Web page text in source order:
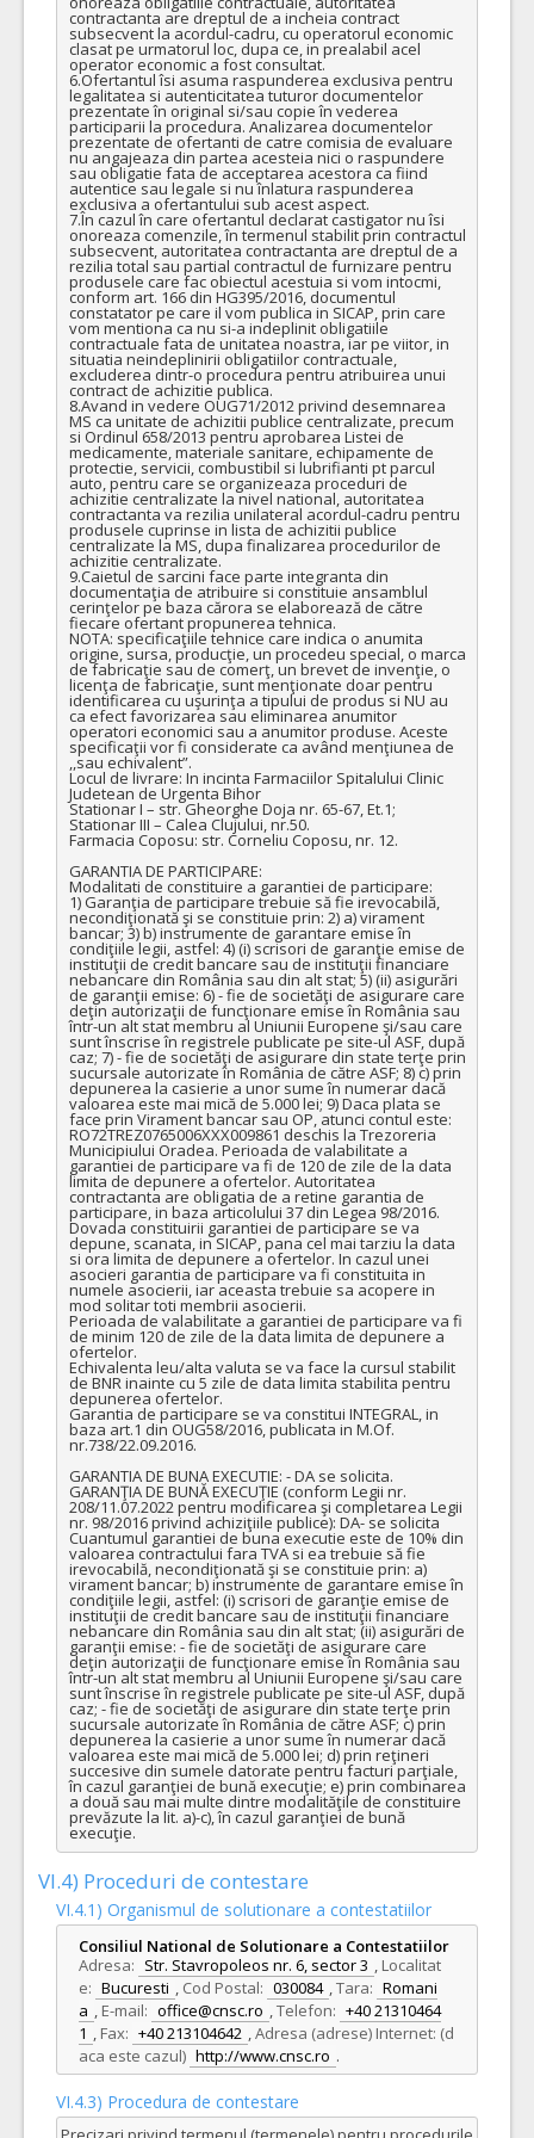
COD CPV: 33111710-1 Accesorii pentru angiografie (Rev.2)
VALOAREA ESTIMATA FARA
TVA:
10.000,00 - 60.000,00 Leu
ATRIBUIT
24. Spirale embolizare cu detasare mecanica(LOT-0024)
COD CPV: 33111710-1 Accesorii pentru angiografie (Rev.2)
VALOAREA ESTIMATA FARA
TVA:
2.750,00 - 110.000,00 Leu
ATRIBUIT
19. Sistem acces abord radial(LOT-0019)
COD CPV: 33111710-1 Accesorii pentru angiografie (Rev.2)
VALOAREA ESTIMATA FARA
TVA:
2.700,00 - 135.000,00 Leu
ATRIBUIT
11. Cateter ghidare impletit, mini – acces distal (LOT-0011)
COD CPV: 33111710-1 Accesorii pentru angiografie (Rev.2)
VALOAREA ESTIMATA FARA
TVA:
3.610,00 - 72.200,00 Leu
ATRIBUIT
51. Set de vertebroplastie cu injectare fluid-asistata si ace
COD CPV: 33111710-1 Accesorii pentru angiografie (Rev.2)
VALOAREA ESTIMATA FARA
TVA:
4.250,00 - 425.000,00 Leu
ATRIBUIT
47. Materiale Endovasculare pentru Anevrisme de tip A
COD CPV: 33111710-1 Accesorii pentru angiografie (Rev.2)
VALOAREA ESTIMATA FARA
TVA:
15.400,00 - 154.000,00 Leu
ATRIBUIT
13. Materiale embolizare Anevrisme de mari dimensiuni
Cant min si max este specificata in caietul de sarcini, al prezentei documentatii.
COD CPV: 33111710-1 Accesorii pentru angiografie (Rev.2)
VALOAREA ESTIMATA FARA
TVA:
91.250,00 - 2.256.160,00 Leu
ATRIBUIT
17. Balon remodelare venoasa(LOT-0017)
COD CPV: 33111710-1 Accesorii pentru angiografie (Rev.2)
VALOAREA ESTIMATA FARA
TVA:
6.230,00 - 124.600,00 Leu
39. Ministenturi cerebrale impletite, din nitinol(LOT-0039)
COD CPV: 33111710-1 Accesorii pentru angiografie (Rev.2)
VALOAREA ESTIMATA FARA
TVA:
8.500,00 - 510.000,00 Leu
48. Materiale endovasculare pentru Anevrisme de tip B + Dispozitive de tip Flow Divertor
COD CPV: 33111710-1 Accesorii pentru angiografie (Rev.2)
VALOAREA ESTIMATA FARA
TVA:
52.480,00 - 204.960,00 Leu
ATRIBUIT
2. Microghiduri cu manta din poliuretan, vase tortuoase
Cant min si max este specificata in caietul de sarcini, al prezentei documentatii.
COD CPV: 33111710-1 Accesorii pentru angiografie (Rev.2)
VALOAREA ESTIMATA FARA
1.050,00 - 105.000,00 Leu
43. Materiale ocluzie artere mari(LOT-0043)
COD CPV: 33111710-1 Accesorii pentru angiografie (Rev.2)
VALOAREA ESTIMATA FARA
TVA:
7.700,00 - 546.000,00 Leu
ATRIBUIT
4. Cateter ghid cu balon la capatul distal ( 8F )
contractanta are dreptul de a incheia contract
subsecvent la acordul-cadru, cu operatorul economic
clasat pe urmatorul loc, dupa ce, in prealabil acel
operator economic a fost consultat.
6.Ofertantul îsi asuma raspunderea exclusiva pentru
legalitatea si autenticitatea tuturor documentelor
prezentate în original si/sau copie în vederea
participarii la procedura. Analizarea documentelor
prezentate de ofertanti de catre comisia de evaluare
nu angajeaza din partea acesteia nici o raspundere
sau obligatie fata de acceptarea acestora ca fiind
autentice sau legale si nu înlatura raspunderea
exclusiva a ofertantului sub acest aspect.
7.În cazul în care ofertantul declarat castigator nu îsi
onoreaza comenzile, în termenul stabilit prin contractul
subsecvent, autoritatea contractanta are dreptul de a
rezilia total sau partial contractul de furnizare pentru
produsele care fac obiectul acestuia si vom intocmi,
conform art. 166 din HG395/2016, documentul
constatator pe care il vom publica in SICAP, prin care
vom mentiona ca nu si-a indeplinit obligatiile
contractuale fata de unitatea noastra, iar pe viitor, in
situatia neindeplinirii obligatiilor contractuale,
excluderea dintr-o procedura pentru atribuirea unui
contract de achizitie publica.
8.Avand in vedere OUG71/2012 privind desemnarea
MS ca unitate de achizitii publice centralizate, precum
si Ordinul 658/2013 pentru aprobarea Listei de
medicamente, materiale sanitare, echipamente de
protectie, servicii, combustibil si lubrifianti pt parcul
auto, pentru care se organizeaza proceduri de
achizitie centralizate la nivel national, autoritatea
contractanta va rezilia unilateral acordul-cadru pentru
produsele cuprinse in lista de achizitii publice
centralizate la MS, dupa finalizarea procedurilor de
achizitie centralizate.
9.Caietul de sarcini face parte integranta din
documentaţia de atribuire si constituie ansamblul
cerinţelor pe baza cărora se elaborează de către
fiecare ofertant propunerea tehnica.
NOTA: specificaţiile tehnice care indica o anumita
origine, sursa, producţie, un procedeu special, o marca
de fabricaţie sau de comerţ, un brevet de invenţie, o
licenţa de fabricaţie, sunt menţionate doar pentru
identificarea cu uşurinţa a tipului de produs si NU au
ca efect favorizarea sau eliminarea anumitor
operatori economici sau a anumitor produse. Aceste
specificaţii vor fi considerate ca având menţiunea de
,,sau echivalent”.
Locul de livrare: In incinta Farmaciilor Spitalului Clinic
Judetean de Urgenta Bihor
Stationar I – str. Gheorghe Doja nr. 65-67, Et.1;
Stationar III – Calea Clujului, nr.50.
Farmacia Coposu: str. Corneliu Coposu, nr. 12.
GARANTIA DE PARTICIPARE:
Modalitati de constituire a garantiei de participare:
1) Garanţia de participare trebuie să fie irevocabilă,
necondiţionată şi se constituie prin: 2) a) virament
bancar; 3) b) instrumente de garantare emise în
condiţiile legii, astfel: 4) (i) scrisori de garanţie emise de
instituţii de credit bancare sau de instituţii financiare
nebancare din România sau din alt stat; 5) (ii) asigurări
de garanţii emise: 6) - fie de societăţi de asigurare care
deţin autorizaţii de funcţionare emise în România sau
într-un alt stat membru al Uniunii Europene şi/sau care
sunt înscrise în registrele publicate pe site-ul ASF, după
caz; 7) - fie de societăţi de asigurare din state terţe prin
sucursale autorizate în România de către ASF; 8) c) prin
depunerea la casierie a unor sume în numerar dacă
valoarea este mai mică de 5.000 lei; 9) Daca plata se
face prin Virament bancar sau OP, atunci contul este:
RO72TREZ0765006XXX009861 deschis la Trezoreria
Municipiului Oradea. Perioada de valabilitate a
garantiei de participare va fi de 120 de zile de la data
limita de depunere a ofertelor. Autoritatea
contractanta are obligatia de a retine garantia de
participare, in baza articolului 37 din Legea 98/2016.
Dovada constituirii garantiei de participare se va
depune, scanata, in SICAP, pana cel mai tarziu la data
si ora limita de depunere a ofertelor. In cazul unei
asocieri garantia de participare va fi constituita in
numele asocierii, iar aceasta trebuie sa acopere in
mod solitar toti membrii asocierii.
Perioada de valabilitate a garantiei de participare va fi
de minim 120 de zile de la data limita de depunere a
ofertelor.
Echivalenta leu/alta valuta se va face la cursul stabilit
de BNR inainte cu 5 zile de data limita stabilita pentru
depunerea ofertelor.
Garantia de participare se va constitui INTEGRAL, in
baza art.1 din OUG58/2016, publicata in M.Of.
nr.738/22.09.2016.
GARANTIA DE BUNA EXECUTIE: - DA se solicita.
GARANŢIA DE BUNĂ EXECUŢIE (conform Legii nr.
208/11.07.2022 pentru modificarea şi completarea Legii
nr. 98/2016 privind achiziţiile publice): DA- se solicita
Cuantumul garantiei de buna executie este de 10% din
valoarea contractului fara TVA si ea trebuie să fie
irevocabilă, necondiţionată şi se constituie prin: a)
virament bancar; b) instrumente de garantare emise în
condiţiile legii, astfel: (i) scrisori de garanţie emise de
instituţii de credit bancare sau de instituţii financiare
nebancare din România sau din alt stat; (ii) asigurări de
garanţii emise: - fie de societăţi de asigurare care
deţin autorizaţii de funcţionare emise în România sau
într-un alt stat membru al Uniunii Europene şi/sau care
sunt înscrise în registrele publicate pe site-ul ASF, după
caz; - fie de societăţi de asigurare din state terţe prin
sucursale autorizate în România de către ASF; c) prin
depunerea la casierie a unor sume în numerar dacă
valoarea este mai mică de 5.000 lei; d) prin reţineri
succesive din sumele datorate pentru facturi parţiale,
în cazul garanţiei de bună execuţie; e) prin combinarea
a două sau mai multe dintre modalităţile de constituire
prevăzute la lit. a)-c), în cazul garanţiei de bună
execuţie.
VI.4) Proceduri de contestare
VI.4.1) Organismul de solutionare a contestatiilor
Consiliul National de Solutionare a Contestatiilor
Adresa: Str. Stavropoleos nr. 6, sector 3 , Localitat
e: Bucuresti , Cod Postal: 030084 ,Tara: Romani
a , E-mail: office@cnsc.ro ,Telefon: +40 21310464
1 , Fax: +40 213104642 ,Adresa (adrese) Internet: (d
aca este cazul) http://www.cnsc.ro .
VI.4.3) Procedura de contestare